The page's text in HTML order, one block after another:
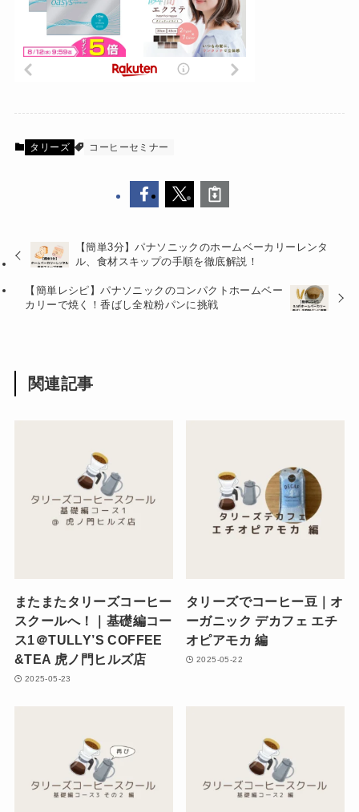
タリーズ コーヒーセミナー
【簡単3分】パナソニックのホームベーカリーレンタ
ル、食材スキップの手順を徹底解説！
【簡単レシピ】パナソニックのコンパクトホームベー
カリーで焼く！香ばし全粒粉パンに挑戦
関連記事
またまたタリーズコーヒー
スクールへ！｜基礎編コー
ス1＠TULLY’S COFFEE
&TEA 虎ノ門ヒルズ店
2025-05-23
タリーズでコーヒー豆｜オ
ーガニック デカフェ エチ
オピアモカ 編
2025-05-22